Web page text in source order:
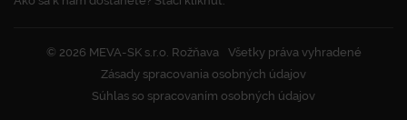
© 2026 MEVA-SK s.r.o. Rožňava
Všetky práva vyhradené
Zásady spracovania osobných údajov
Súhlas so spracovaním osobných údajov